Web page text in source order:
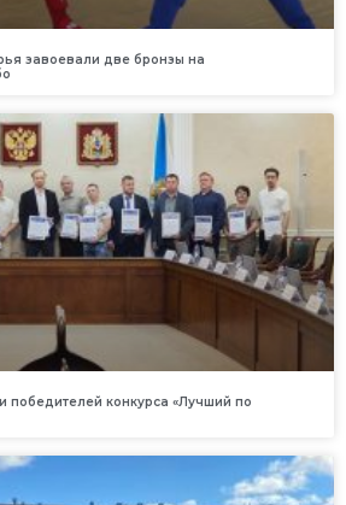
завоевали две бронзы на
победителей конкурса «Лучший по